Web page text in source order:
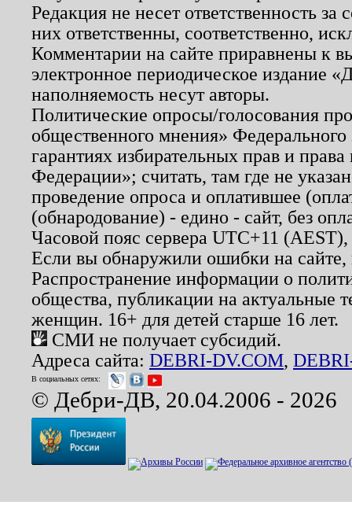
Редакция не несет ответственность
них ответственны, соответственно,
Комментарии на сайте приравнены к
электронное периодическое издание
наполняемость несут авторы.
Политические опросы/голосования
общественного мнения»
гарантиях избирательных прав и
Федерации»; считать, там где не
проведение опроса и оплатившее
(обнародование) - едино - сайт, без
Часовой пояс сервера UTC+11
Если вы обнаружили ошибки на
Распространение информации о
общества, публикации на актуальные
женщин. 16+ для детей старше 16 лет.
СМИ не получает субсидий.
Адреса сайта: DEBRI-DV.COM,
В социальных сетях:
© Дебри-ДВ, 20.04.2006 - 2026